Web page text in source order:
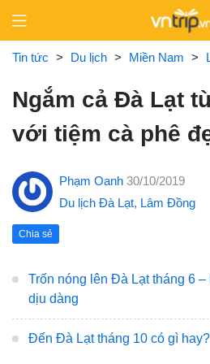
content
Tin tức > Du lịch > Miền Nam >
Ngắm cả Đà Lạt
với tiệm cà phê
Phạm Oanh 30/10/2019
Du lịch Đà Lạt, Lâm Đồng
Chia sẻ
Trốn nóng lên Đà Lạt tháng 6
dịu dàng
Đến Đà Lạt tháng 10 có gì hay?